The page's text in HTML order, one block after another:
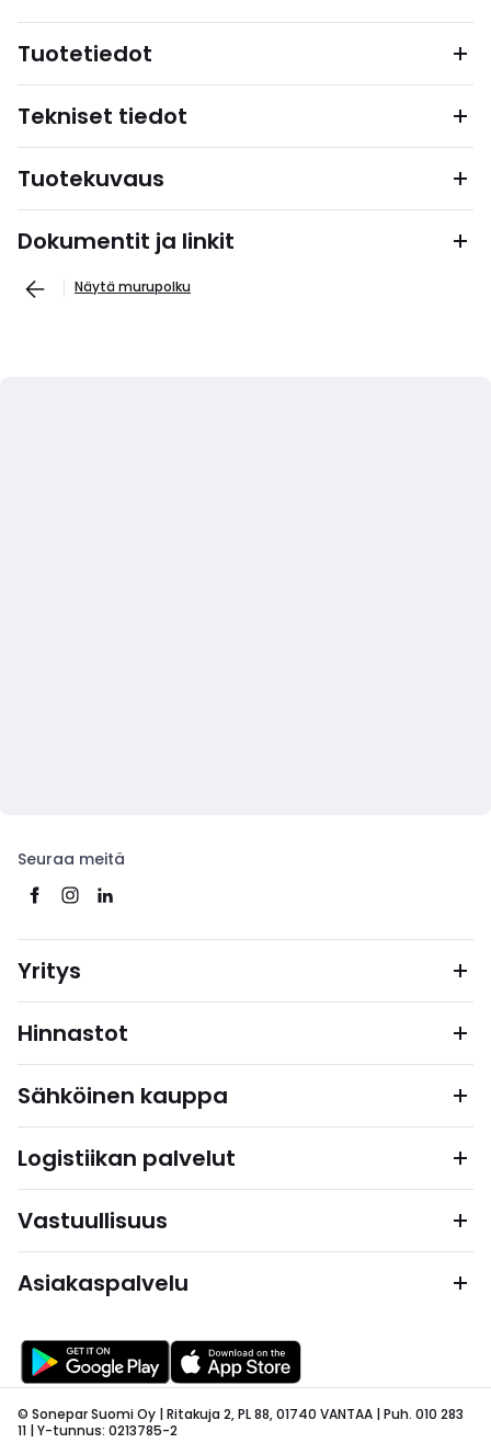
Tuotetiedot
Tekniset tiedot
Tuotekuvaus
Dokumentit ja linkit
Näytä murupolku
Seuraa meitä
Yritys
Hinnastot
Sähköinen kauppa
Logistiikan palvelut
Vastuullisuus
Asiakaspalvelu
© Sonepar Suomi Oy | Ritakuja 2, PL 88, 01740 VANTAA | Puh. 010 283
11 | Y-tunnus: 0213785-2